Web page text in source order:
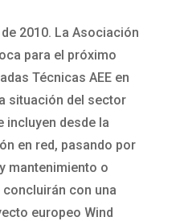
2010. La Asociación
para el próximo
Técnicas AEE en
situación del sector
incluyen desde la
en red, pasando por
mantenimiento o
con una
europeo Wind